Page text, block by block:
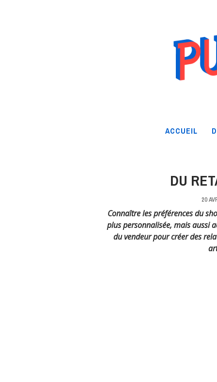
ACCUEIL
DU
20
Connaître les préférences du
plus personnalisée, mais aussi
du vendeur pour créer des